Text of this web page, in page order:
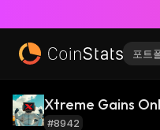
포트
Xtreme Gains
#8942